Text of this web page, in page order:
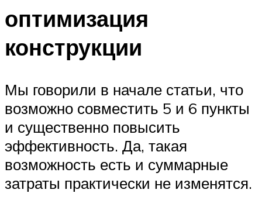
оптимизация
конструкции
Мы говорили в начале статьи, что
возможно совместить 5 и 6 пункты
и существенно повысить
эффективность. Да, такая
возможность есть и суммарные
затраты практически не изменятся.